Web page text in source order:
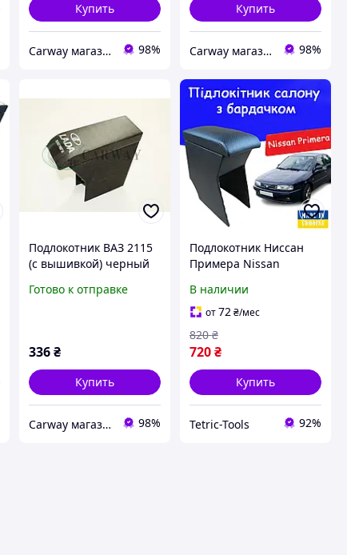
Купить
Сarway магазин автозапчастей 98%
Купить
Сarway магазин автозапчастей 98%
Подлокотник ВАЗ 2115
(с вышивкой) черный
Готово к отправке
336 ₴
Купить
Сarway магазин автозапчастей 98%
Подлокотник Ниссан
Примера Nissan
черный перфорация
В наличии
от72₴/мес
720₴
820 ₴
Купить
Tetric-Tools 92%